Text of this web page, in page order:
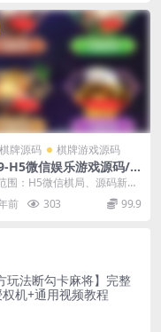
牌源码 棋牌游戏源码
H5微信娱乐游戏源码/
娱大厅填大坑,牛牛, 三
等/带透视作弊功能+搭
围：H5微信棋局、源码新樱
娱乐厅、大坑牛牛三工排酒
有透视作弊功...
前 303 99.9
玩法断勾卡麻将】完整
机+通用视频教程